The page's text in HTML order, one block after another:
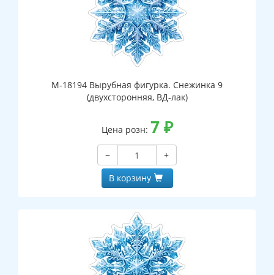
М-18194 Вырубная фигурка. Снежинка 9
(двухсторонняя, ВД-лак)
Цена розн: 7 ₽
−
+
В корзину